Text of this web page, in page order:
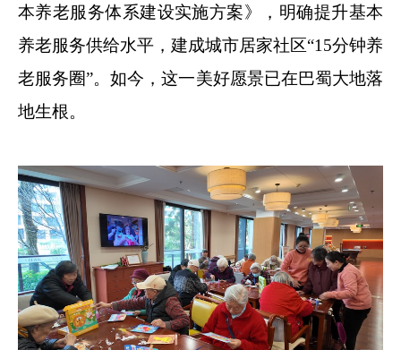
本养老服务体系建设实施方案》，明确提升基本
养老服务供给水平，建成城市居家社区“15分钟养
老服务圈”。如今，这一美好愿景已在巴蜀大地落
地生根。